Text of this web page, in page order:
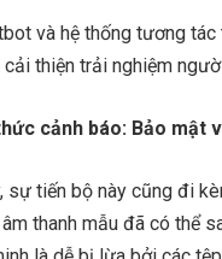
và hệ thống tương
cải thiện trải nghiệm
cảnh báo: Bảo mật
sự tiến bộ này cũng đi
thanh mẫu đã có thể